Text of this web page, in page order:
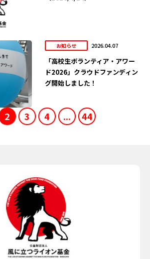
お知らせ 2026.04.07
「高校生ボランティア・アワー
ド2026」クラウドファンディン
グ開始しました！
2 3 4 ... 44